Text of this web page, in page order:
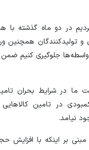
در دو ماه گذشته با
تولیدکنندگان همچنین
ما در شرایط بحران
کمبودی در تامین
نیامد.
بر اینکه با افزایش